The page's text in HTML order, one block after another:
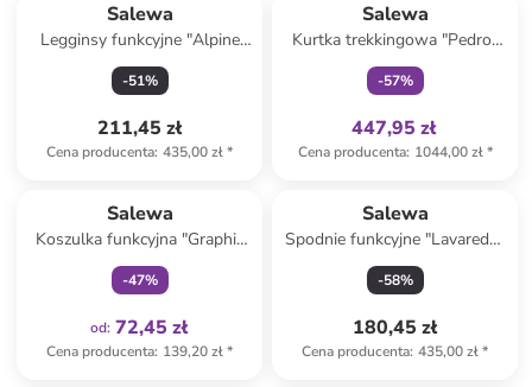
Salewa
Legginsy funkcyjne "Alpine
Hemp" w kolorze bordowym
-51%
211,45 zł
Cena producenta: 435,00 zł*
Salewa
Kurtka trekkingowa "Pedroc
Pro Polartec Alpha" w kolorze
czarnym
-57%
447,95 zł
Cena producenta: 1044,00 zł*
Salewa
Koszulka funkcyjna "Graphic
Dry" w kolorze
pomarańczowym
-47%
od: 72,45 zł
Cena producenta: 139,20 zł*
Salewa
Spodnie funkcyjne "Lavaredo"
w kolorze jasnobrązowym
-58%
180,45 zł
Cena producenta: 435,00 zł*